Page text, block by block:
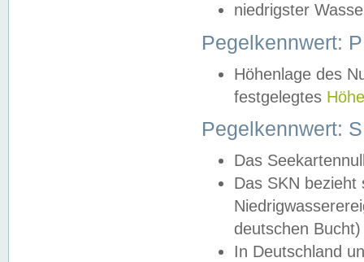
niedrigster
Pegelkennwert:
Höhenlage des
festgelegtes
Pegelkennwert:
Das
Das SKN
deutschen
In Deutschland